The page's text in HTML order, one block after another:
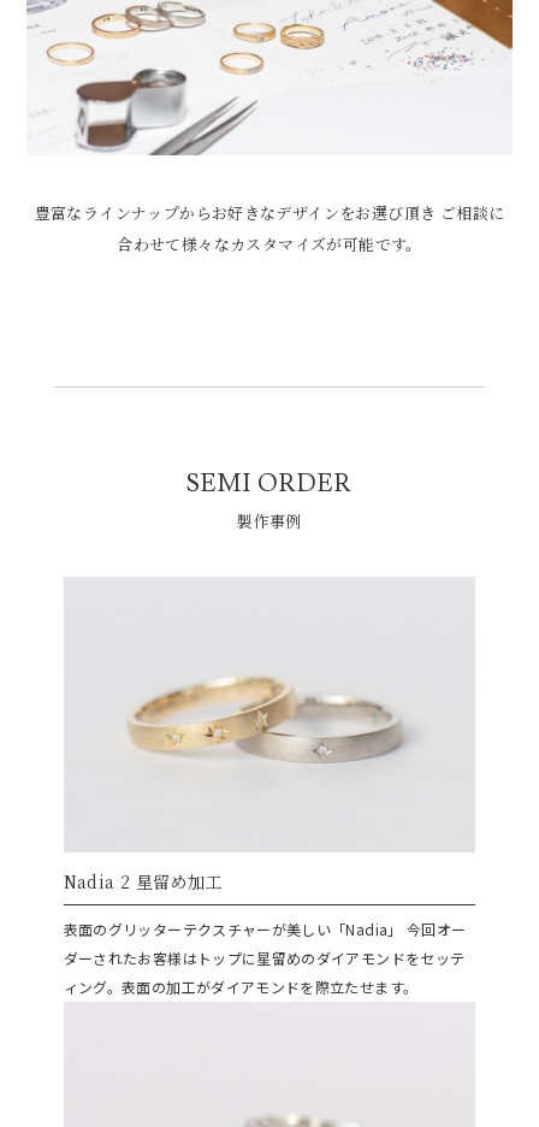
豊富なラインナップからお好きなデザインをお選び頂き ご相談に
合わせて様々なカスタマイズが可能です。
SEMI ORDER
製作事例
Nadia 2 星留め加工
表面のグリッターテクスチャーが美しい「Nadia」
今回オー
ダーされたお客様はトップに星留めのダイアモンドをセッテ
ィング。表面の加工がダイアモンドを際立たせます。